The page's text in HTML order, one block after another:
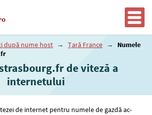
după nume host → Țară France →
Numele
de viteză a
internetului
de internet pentru numele de gazdă ac-